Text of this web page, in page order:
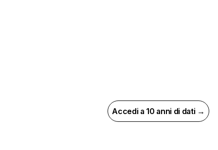
Accedi a 10 anni di dati →